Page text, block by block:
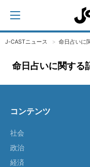
J-CASTニュース 命日占いに
命日占いに関する
コンテンツ
社会
政治
経済